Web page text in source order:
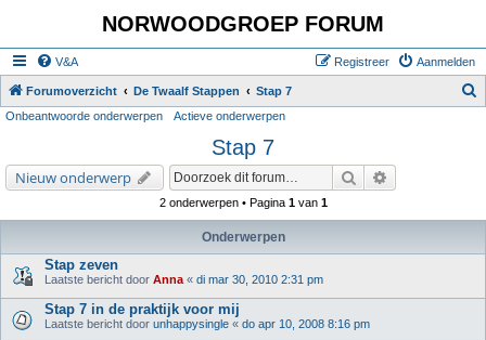
NORWOODGROEP FORUM
V&A Aanmelden
Registreer
Forumoverzicht De Twaalf Stappen Stap 7
Onbeantwoorde onderwerpen Actieve onderwerpen
Stap 7
Nieuw onderwerp Zoek
2 onderwerpen • Pagina 1van 1
Onderwerpen
Stap zeven
Laatste bericht door Anna « di mar 30, 2010 2:31 pm
Stap 7 in de praktijk voor mij
Laatste bericht door unhappysingle « do apr 10, 2008 8:16 pm